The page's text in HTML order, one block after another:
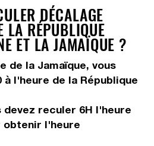
DÉCALAGE
LA RÉPUBLIQUE
ET LA JAMAÏQUE ?
de la Jamaïque, vous
à l'heure de la République
devez reculer 6H l'heure
obtenir l'heure